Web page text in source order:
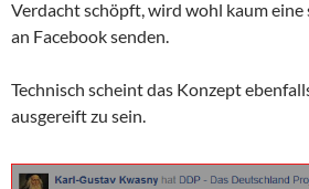
Verdacht schöpft, wird wohl kaum eine
an Facebook senden.
Technisch scheint das Konzept
ausgereift zu sein.